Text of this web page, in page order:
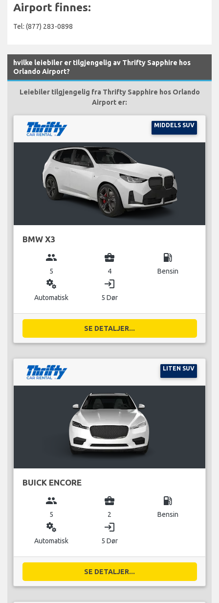
Airport finnes:
Tel: (877) 283-0898
hvilke leiebiler er tilgjengelig av Thrifty Sapphire hos
Orlando Airport?
Leiebiler tilgjengelig fra Thrifty Sapphire hos Orlando
Airport er:
MIDDELS SUV
BMW X3
group
5
business_center
4
local_gas_station
Bensin
miscellaneous_services
Automatisk
login
5 Dør
SE DETALJER...
LITEN SUV
BUICK ENCORE
group
5
business_center
2
local_gas_station
Bensin
miscellaneous_services
Automatisk
login
5 Dør
SE DETALJER...